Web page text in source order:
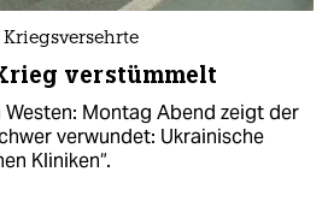
verstümmelt
Westen: Montag Abend zeigt der
verwundet: Ukrainische
Kliniken“.